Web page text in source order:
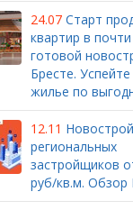
24.07 Старт
квартир в почти
готовой
Бресте. Успейте
жилье по
12.11
региональных
застройщиков
руб/кв.м. Обзор